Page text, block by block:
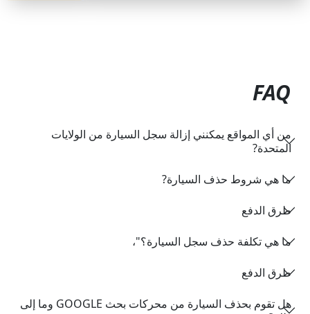
FAQ
من أي المواقع يمكنني إزالة سجل السيارة من الولايات
المتحدة?
ما هي شروط حذف السيارة?
طرق الدفع
ما هي تكلفة حذف سجل السيارة؟"،
طرق الدفع
هل تقوم بحذف السيارة من محركات بحث GOOGLE وما إلى